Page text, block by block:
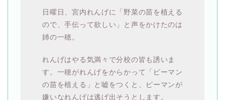
日曜日、宮内れんげに「野菜の苗を植える
ので、手伝って欲しい」と声をかけたのは
姉の一穂。
れんげはやる気満々で分校の皆も誘いま
す。一穂がれんげをからかって「ピーマン
の苗を植える」と嘘をつくと、ピーマンが
嫌いなれんげは逃げ出そうとします。